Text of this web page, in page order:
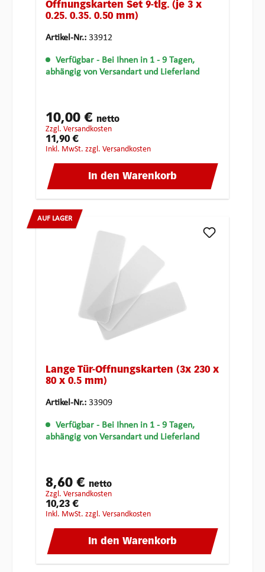
Öffnungskarten Set 9-tlg. (je 3 x
0.25. 0.35. 0.50 mm)
Artikel-Nr.: 33912
Verfügbar - Bei Ihnen in 1 - 9 Tagen,
abhängig von Versandart und Lieferland
10,00 € netto
zzgl. Versandkosten
11,90 €
inkl. MwSt. zzgl. Versandkosten
In den Warenkorb
AUF LAGER
Lange Tür-Öffnungskarten (3x 230 x
80 x 0.5 mm)
Artikel-Nr.: 33909
Verfügbar - Bei Ihnen in 1 - 9 Tagen,
abhängig von Versandart und Lieferland
8,60 € netto
zzgl. Versandkosten
10,23 €
inkl. MwSt. zzgl. Versandkosten
In den Warenkorb